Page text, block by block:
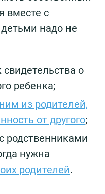
вместе с
надо не
о
ребенка;
из родителей,
от другого;
родственниками
нужна
родителей.